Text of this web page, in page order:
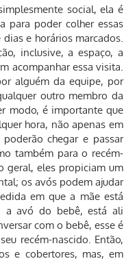
social, ela é
para poder colher essas
e horários marcados.
inclusive, a espaço, a
acompanhar essa visita.
alguém da equipe, por
outro membro da
modo, é importante que
hora, não apenas em
chegar e passar
também para o recém-
geral, eles propiciam um
os avós podem ajudar
em que a mãe está
a avó do bebê, está ali
com o bebê, esse é
recém-nascido. Então,
e cobertores, mas, em